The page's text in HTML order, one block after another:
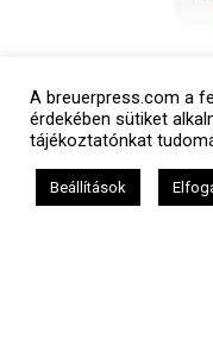
A breuerpress.com a
érdekében sütiket
tájékoztatónkat
Beállítások